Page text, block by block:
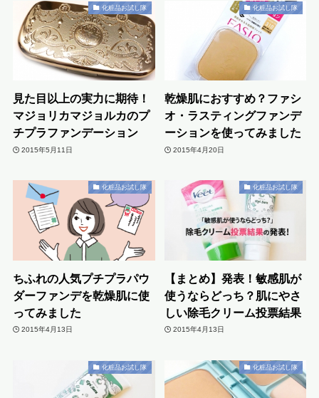
化粧品お試し隊
見た目以上の実力に期待！
マジョリカマジョルカのプ
チプラファンデーション
2015年5月11日
化粧品お試し隊
乾燥肌におすすめ？ファシ
オ・ラスティングファンデ
ーションを使ってみました
2015年4月20日
化粧品お試し隊
ちふれの人気プチプラパウ
ダーファンデを乾燥肌に使
ってみました
2015年4月13日
化粧品お試し隊
【まとめ】発表！敏感肌が
使うならどっち？肌にやさ
しい除毛クリーム投票結果
2015年4月13日
化粧品お試し隊 化粧品お試し隊